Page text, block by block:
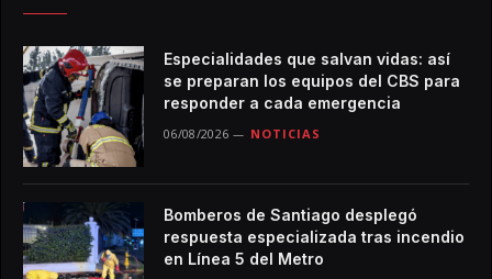
Especialidades que salvan vidas: así
se preparan los equipos del CBS para
responder a cada emergencia
06/08/2026 NOTICIAS
Bomberos de Santiago desplegó
respuesta especializada tras incendio
en Línea 5 del Metro